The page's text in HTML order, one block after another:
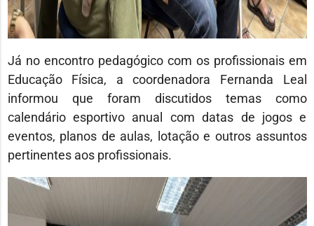
Já no encontro pedagógico com os profissionais em
Educação Física, a coordenadora Fernanda Leal
informou que foram discutidos temas como
calendário esportivo anual com datas de jogos e
eventos, planos de aulas, lotação e outros assuntos
pertinentes aos profissionais.